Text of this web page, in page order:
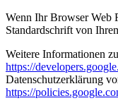
Wenn Ihr Browser Web
Standardschrift von
Weitere Informationen
https://
Datenschutzerklärung
https://